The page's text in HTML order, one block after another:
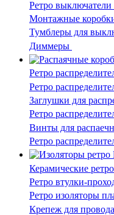
Ретро выключатели
Монтажные
Тумблеры для
Диммеры
Ретро
Ретро
Заглушки для
Ретро
Винты для
Ретро
Керамические
Ретро втулки-
Ретро изоляторы
Крепеж для